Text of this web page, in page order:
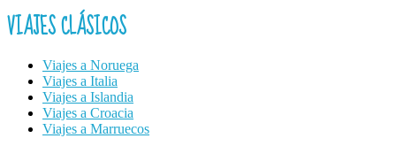
VIAJES CLÁSICOS
Viajes a Noruega
Viajes a Italia
Viajes a Islandia
Viajes a Croacia
Viajes a Marruecos